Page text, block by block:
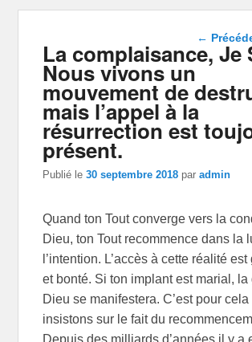
←
La complaisance, Je
Nous vivons un
mouvement de
mais l’appel à la
résurrection est
présent.
Publié le30 septembre 2018 paradmin
Quand ton Tout converge vers la
Dieu, ton Tout recommence dans la
l’intention. L’accès à cette réalité
et bonté. Si ton implant est marial, la
Dieu se manifestera. C’est pour
insistons sur le fait du
Depuis des milliards d’années il y a